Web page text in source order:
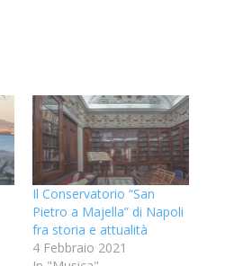
Il Conservatorio “San
Pietro a Majella” di Napoli
fra storia e attualità
4 Febbraio 2021